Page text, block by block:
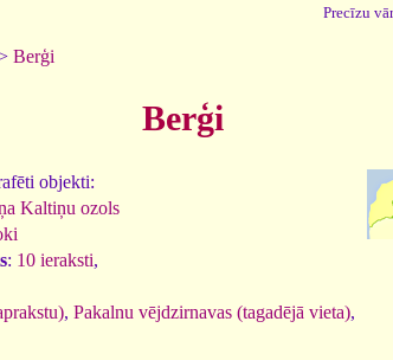
Precīzu
Berģi
Berģi
objekti:
Kaltiņu ozols
: 10 ieraksti,
, Pakalnu vējdzirnavas (tagadējā vieta),